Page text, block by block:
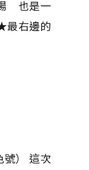
也是一
最右邊的
號） 這次